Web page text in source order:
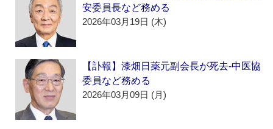
安委員長など務める
2026年03月19日 (木)
【訃報】漆畑日薬元副会長が死去‐中医協
委員など務める
2026年03月09日 (月)